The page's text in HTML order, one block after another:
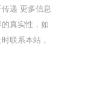
递 更多信息
真实性，如
联系本站，